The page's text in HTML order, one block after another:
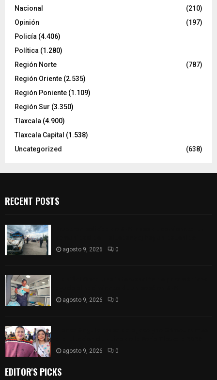
Nacional
(210)
Opinión
(197)
Policía (4.406)
Política (1.280)
Región Norte
(787)
Región Oriente (2.535)
Región Poniente (1.109)
Región Sur (3.350)
Tlaxcala (4.900)
Tlaxcala Capital (1.538)
Uncategorized
(638)
RECENT POSTS
agosto 9, 2026 0
agosto 9, 2026 0
agosto 9, 2026 0
EDITOR'S PICKS